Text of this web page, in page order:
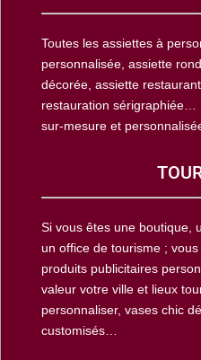
Toutes les assiettes à
personnalisée, assiette
décorée, assiette
restauration sérigraphiée…
sur-mesure et
Si vous êtes une boutique,
un office de tourisme ;
produits publicitaires
valeur votre ville et lieux
personnaliser, vases chic
customisés…